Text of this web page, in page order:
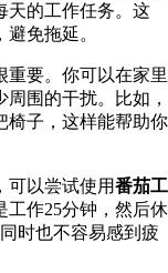
天的工作任务。这
免拖延。
重要。你可以在家里
围的干扰。比如，
椅子，这样能帮助你
可以尝试使用番茄工
工作25分钟，然后休
时也不容易感到疲